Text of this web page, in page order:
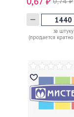
за штуку
(продается